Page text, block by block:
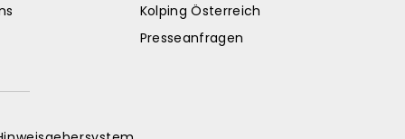
Kolping Österreich
Presseanfragen